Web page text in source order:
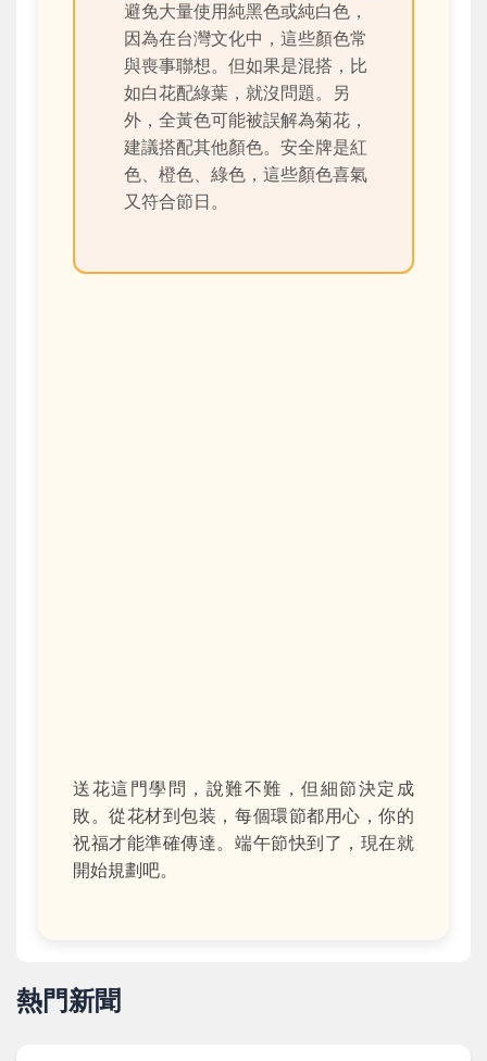
避免大量使用純黑色或純白色，
因為在台灣文化中，這些顏色常
與喪事聯想。但如果是混搭，比
如白花配綠葉，就沒問題。另
外，全黃色可能被誤解為菊花，
建議搭配其他顏色。安全牌是紅
色、橙色、綠色，這些顏色喜氣
又符合節日。
送花這門學問，說難不難，但細節決定成
敗。從花材到包装，每個環節都用心，你的
祝福才能準確傳達。端午節快到了，現在就
開始規劃吧。
熱門新聞